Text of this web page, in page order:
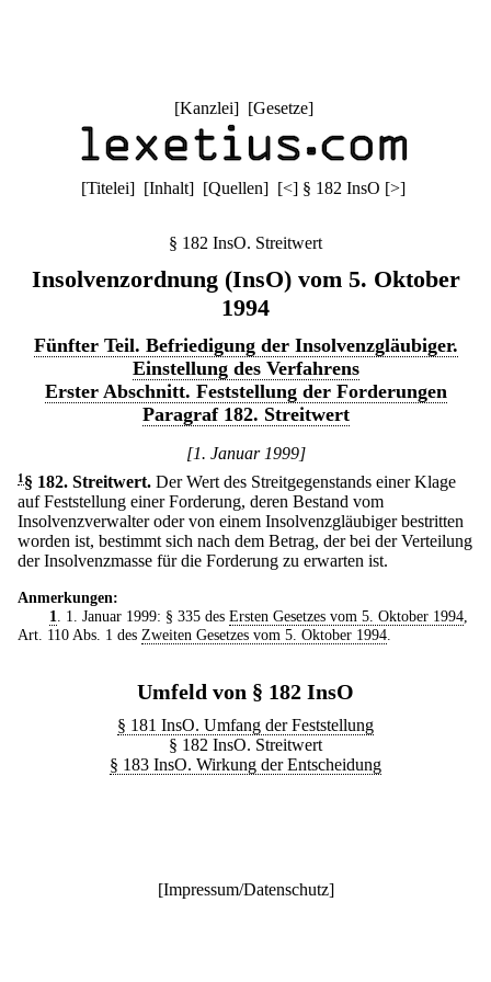
[Kanzlei] [Gesetze]
[Titelei] [Inhalt] [Quellen] [<] § 182 InsO [>]
§ 182 InsO. Streitwert
Insolvenzordnung (InsO) vom 5. Oktober
1994
Fünfter Teil. Befriedigung der Insolvenzgläubiger.
Einstellung des Verfahrens
Erster Abschnitt. Feststellung der Forderungen
Paragraf 182. Streitwert
[1. Januar 1999]
1 § 182. Streitwert. Der Wert des Streitgegenstands einer Klage
auf Feststellung einer Forderung, deren Bestand vom
Insolvenzverwalter oder von einem Insolvenzgläubiger bestritten
worden ist, bestimmt sich nach dem Betrag, der bei der Verteilung
der Insolvenzmasse für die Forderung zu erwarten ist.
Anmerkungen:
1
. 1. Januar 1999: § 335 des Ersten Gesetzes vom 5. Oktober 1994,
Art. 110 Abs. 1 des Zweiten Gesetzes vom 5. Oktober 1994
Umfeld von § 182 InsO
§ 181 InsO. Umfang der Feststellung
§ 182 InsO. Streitwert
§ 183 InsO. Wirkung der Entscheidung
[Impressum/Datenschutz]